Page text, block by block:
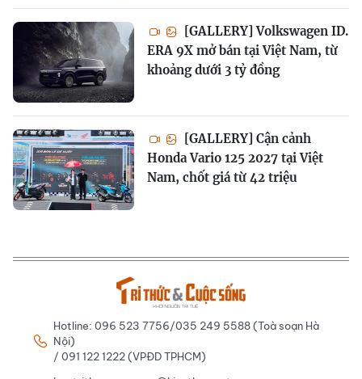
[GALLERY] Volkswagen ID.
ERA 9X mở bán tại Việt Nam, từ
khoảng dưới 3 tỷ đồng
[GALLERY] Cận cảnh
Honda Vario 125 2027 tại Việt
Nam, chốt giá từ 42 triệu
Hotline: 096 523 7756/035 249 5588 (Toà soạn Hà
Nội)
/ 091 122 1222 (VPĐD TPHCM)